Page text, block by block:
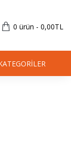
0 ürün - 0,00TL